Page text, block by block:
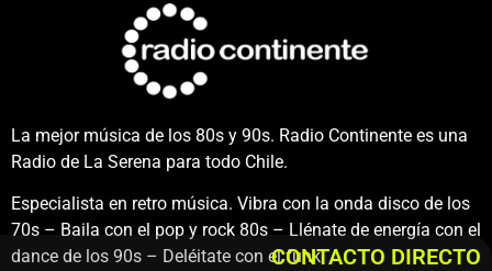
La mejor música de los 80s y 90s. Radio Continente es una
Radio de La Serena para todo Chile.
Especialista en retro música. Vibra con la onda disco de los
70s – Baila con el pop y rock 80s – Llénate de energía con el
dance de los 90s – Deléitate con el funk.CONTACTO DIRECTO